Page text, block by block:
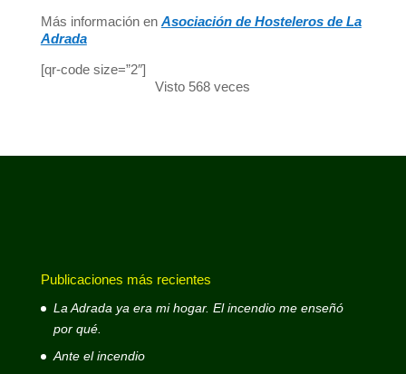
Más información en Asociación de Hosteleros de La
Adrada
[qr-code size=”2″]
Visto 568 veces
Publicaciones más recientes
La Adrada ya era mi hogar. El incendio me enseñó
por qué.
Ante el incendio